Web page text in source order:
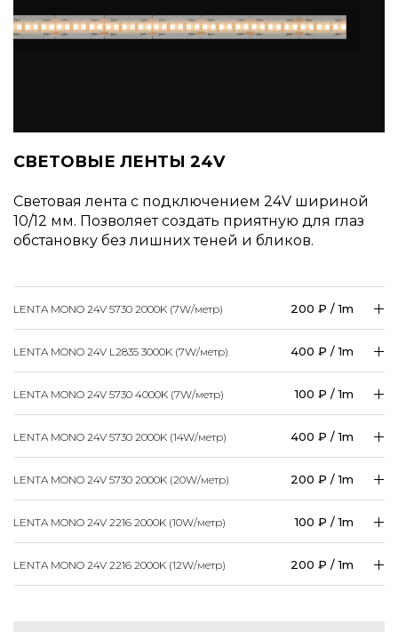
СВЕТОВЫЕ ЛЕНТЫ 24V
Световая лента с подключением 24V шириной
10/12 мм. Позволяет создать приятную для глаз
обстановку без лишних теней и бликов.
LENTA MONO 24V 5730 2000K (7W/метр) 200 ₽ / 1m
LENTA MONO 24V L2835 3000K (7W/метр) 400 ₽ / 1m
LENTA MONO 24V 5730 4000K (7W/метр) 100 ₽ / 1m
LENTA MONO 24V 5730 2000K (14W/метр) 400 ₽ / 1m
LENTA MONO 24V 5730 2000K (20W/метр) 200 ₽ / 1m
LENTA MONO 24V 2216 2000K (10W/метр) 100 ₽ / 1m
LENTA MONO 24V 2216 2000K (12W/метр) 200 ₽ / 1m